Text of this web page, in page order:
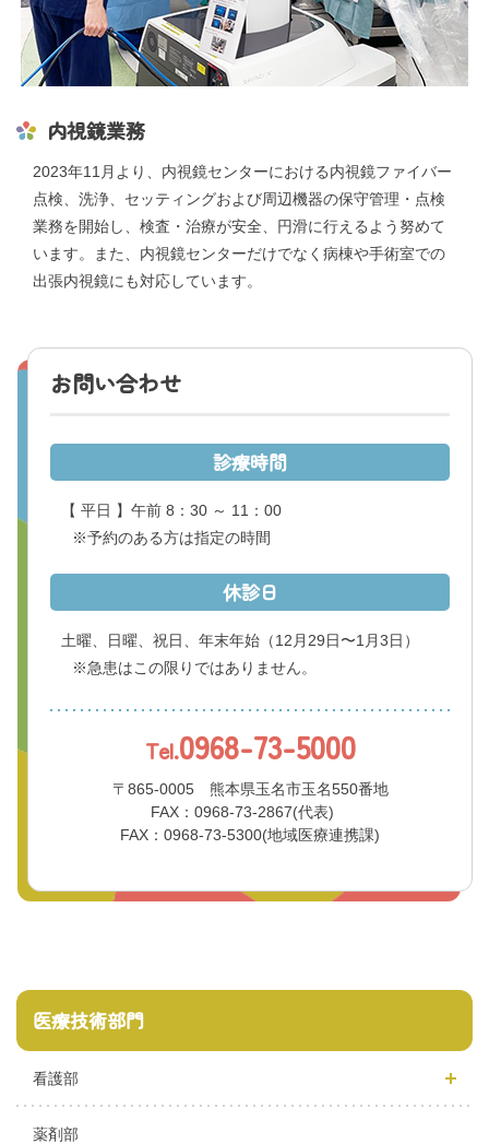
内視鏡業務
2023年11月より、内視鏡センターにおける内視鏡ファイバー
点検、洗浄、セッティングおよび周辺機器の保守管理・点検
業務を開始し、検査・治療が安全、円滑に行えるよう努めて
います。また、内視鏡センターだけでなく病棟や手術室での
出張内視鏡にも対応しています。
お問い合わせ
診療時間
【 平日 】午前 8：30 ～ 11：00
※予約のある方は指定の時間
休診日
土曜、日曜、祝日、年末年始 （12月29日〜1月3日）
※急患はこの限りではありません。
Tel.0968-73-5000
〒865-0005 熊本県玉名市玉名550番地
FAX：0968-73-2867(代表)
FAX：0968-73-5300(地域医療連携課)
医療技術部門
看護部
薬剤部